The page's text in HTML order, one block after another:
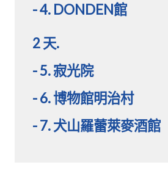
- 4. DONDEN館
2 天.
- 5. 寂光院
- 6. 博物館明治村
- 7. 犬山羅蕾萊麥酒館